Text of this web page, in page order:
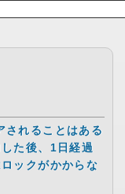
されることはある
た後、1日経過
ックがかからな